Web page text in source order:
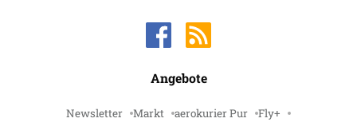
Angebote
Newsletter Markt aerokurier Pur Fly+